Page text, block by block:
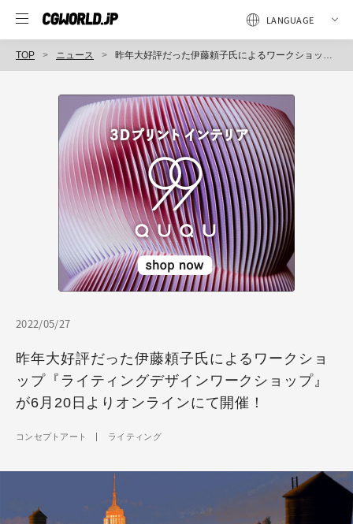
TOP ニュース 昨年大好評だった伊藤頼子氏によるワークショップ『ライティングデザインワークショップ』が6月20日よりオンラインにて開催！
2022/05/27
昨年大好評だった伊藤頼子氏によるワークショ
ップ『ライティングデザインワークショップ』
が6月20日よりオンラインにて開催！
コンセプトアート ライティング